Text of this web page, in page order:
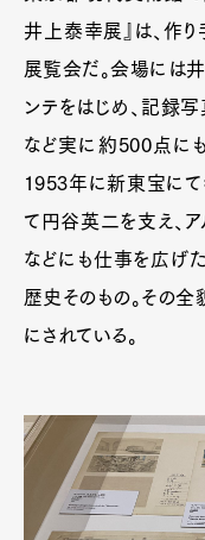
井上泰幸展』は、作
展覧会だ。会場には井
ンテをはじめ、記録
など実に約500点に
1953年に新東宝にて
て円谷英二を支え、
などにも仕事を広げ
歴史そのもの。その
にされている。